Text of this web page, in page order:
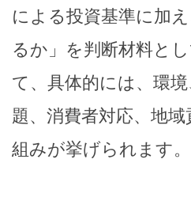
による投資基準に加
るか」を判断材料と
て、具体的には、環
題、消費者対応、地
組みが挙げられます。